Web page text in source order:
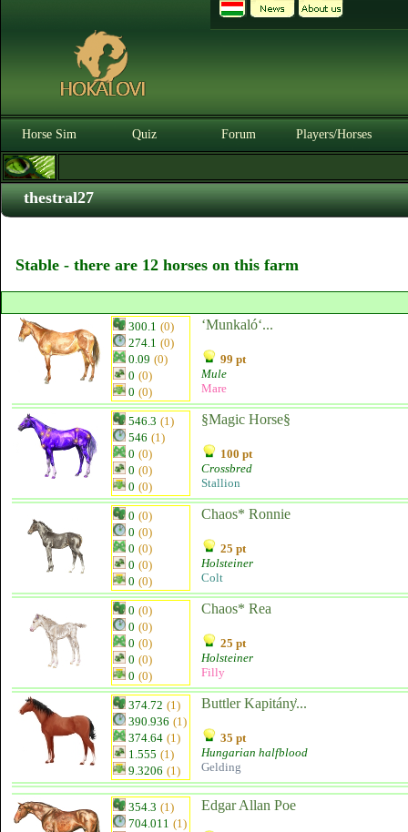
Horse Sim Quiz Forum Players/Horses
thestral27
Stable - there are 12 horses on this farm
300.1 (0)
274.1 (0)
0.09 (0)
0 (0)
0 (0)
‘Munkaló‘...
99 pt
Mule
Mare
546.3 (1)
546 (1)
0 (0)
0 (0)
0 (0)
§Magic Horse§
100 pt
Crossbred
Stallion
0 (0)
0 (0)
0 (0)
0 (0)
0 (0)
Chaos* Ronnie
25 pt
Holsteiner
Colt
0 (0)
0 (0)
0 (0)
0 (0)
0 (0)
Chaos* Rea
25 pt
Holsteiner
Filly
374.72 (1)
390.936 (1)
374.64 (1)
1.555 (1)
9.3206 (1)
Buttler Kapitány͐...
35 pt
Hungarian halfblood
Gelding
354.3 (1)
704.011 (1)
Edgar Allan Poe